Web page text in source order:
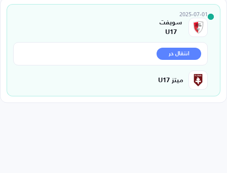
2025-07-01
سويفت
U17
انتقال حر
ميتز U17